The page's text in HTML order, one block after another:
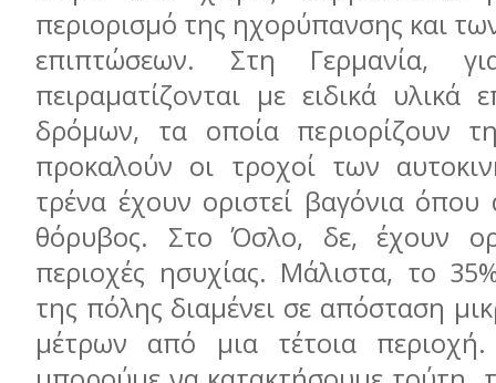
περιορισμό της ηχορύπανσης και
επιπτώσεων. Στη Γερμανία,
πειραματίζονται με ειδικά υλικά
δρόμων, τα οποία περιορίζουν
προκαλούν οι τροχοί των
τρένα έχουν οριστεί βαγόνια όπου
θόρυβος. Στο Όσλο, δε, έχουν
περιοχές ησυχίας. Μάλιστα, το
της πόλης διαμένει σε απόσταση
μέτρων από μια τέτοια